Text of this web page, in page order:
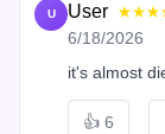
U User
6/18/2026
it's almost
👍 6